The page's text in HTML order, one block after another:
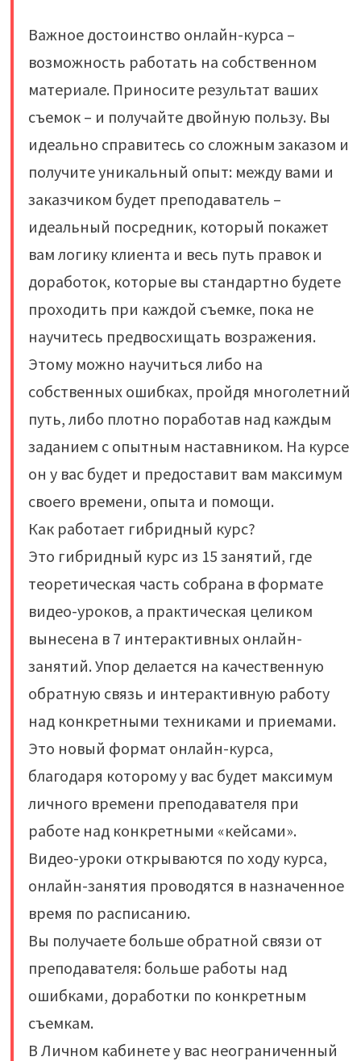
Важное достоинство онлайн-курса –
возможность работать на собственном
материале. Приносите результат ваших
съемок – и получайте двойную пользу. Вы
идеально справитесь со сложным заказом и
получите уникальный опыт: между вами и
заказчиком будет преподаватель –
идеальный посредник, который покажет
вам логику клиента и весь путь правок и
доработок, которые вы стандартно будете
проходить при каждой съемке, пока не
научитесь предвосхищать возражения.
Этому можно научиться либо на
собственных ошибках, пройдя многолетний
путь, либо плотно поработав над каждым
заданием с опытным наставником. На курсе
он у вас будет и предоставит вам максимум
своего времени, опыта и помощи.
Как работает гибридный курс?
Это гибридный курс из 15 занятий, где
теоретическая часть собрана в формате
видео-уроков, а практическая целиком
вынесена в 7 интерактивных онлайн-
занятий. Упор делается на качественную
обратную связь и интерактивную работу
над конкретными техниками и приемами.
Это новый формат онлайн-курса,
благодаря которому у вас будет максимум
личного времени преподавателя при
работе над конкретными «кейсами».
Видео-уроки открываются по ходу курса,
онлайн-занятия проводятся в назначенное
время по расписанию.
Вы получаете больше обратной связи от
преподавателя: больше работы над
ошибками, доработки по конкретным
съемкам.
В Личном кабинете у вас неограниченный